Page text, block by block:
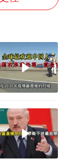
大文旅城
老人被城管撞倒后离世亲属质疑记录仪
国建设